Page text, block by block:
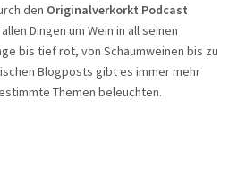
den Originalverkorkt Podcast
Dingen um Wein in all seinen
bis tief rot, von Schaumweinen bis zu
Blogposts gibt es immer mehr
Themen beleuchten.